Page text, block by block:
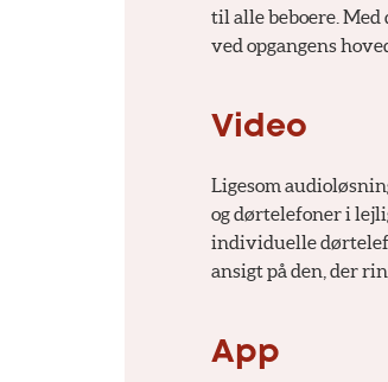
til alle beboere. Med
ved opgangens
Video
Ligesom
og dørtelefoner i
individuelle
ansigt på den, der
App